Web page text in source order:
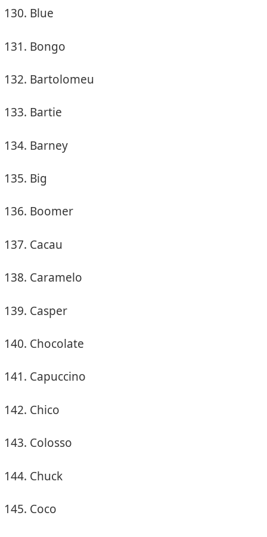
Blue
Bongo
Bartolomeu
Bartie
Barney
Big
Boomer
Cacau
Caramelo
Casper
Chocolate
Capuccino
Chico
Colosso
Chuck
Coco